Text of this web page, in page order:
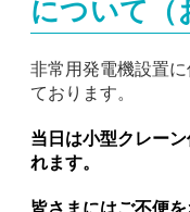
について（
非常用発電機設置
ております。
当日は小型クレー
れます。
皆さまにはご不便